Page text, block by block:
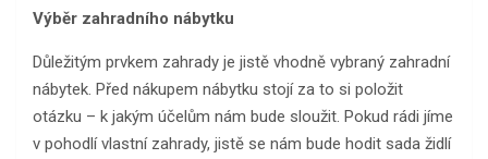
Výběr zahradního nábytku
Důležitým prvkem zahrady je jistě vhodně vybraný zahradní
nábytek. Před nákupem nábytku stojí za to si položit
otázku – k jakým účelům nám bude sloužit. Pokud rádi jíme
v pohodlí vlastní zahrady, jistě se nám bude hodit sada židlí